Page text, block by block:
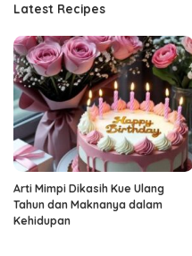
Latest Recipes
Arti Mimpi Dikasih Kue Ulang
Tahun dan Maknanya dalam
Kehidupan